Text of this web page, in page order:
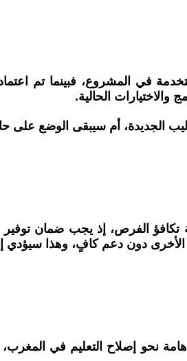
في المشروع، فبينما تم
الحالية.
الجديدة، أم سيبقى الوضع على
الفرص، إذ يجب ضمان توفير
دون دعم كافٍ، وهذا
نحو إصلاح التعليم في